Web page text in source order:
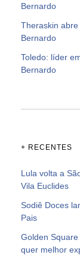
Bernardo
Theraskin
Bernardo
Toledo: líder
Bernardo
+ RECENTES
Lula volta a
Vila Euclides
Sodiê Doces
Pais
Golden
quer melhor